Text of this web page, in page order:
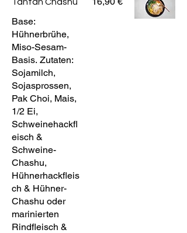
Base:
Hühnerbrühe,
Miso-Sesam-
Basis. Zutaten:
Sojamilch,
Sojasprossen,
Pak Choi, Mais,
1/2 Ei,
Schweinehackfl
eisch &
Schweine-
Chashu,
Hühnerhackfleis
ch & Hühner-
Chashu oder
marinierten
Rindfleisch &